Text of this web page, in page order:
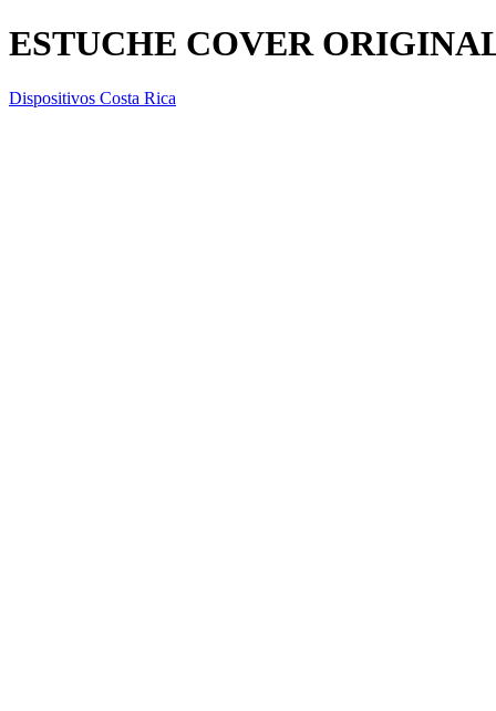
ESTUCHE COVER
Dispositivos Costa Rica